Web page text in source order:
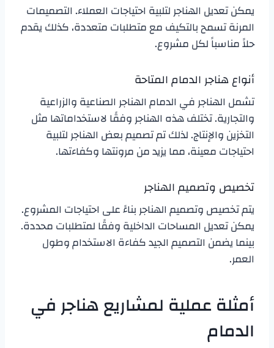
يمكن تعديل الهناجر لتلبية احتياجات العملاء. التصميمات
المرنة تسمح بالتكيف مع متطلبات متعددة، كذلك يقدم
حلاً مناسباً لكل مشروع.
أنواع هناجر الدمام المتاحة
تشمل الهناجر في الدمام الهناجر الصناعية والزراعية
والتجارية. تختلف هذه الهناجر وفقًا لاستخداماتها مثل
التخزين والإنتاج. لذلك تم تصميم بعض الهناجر لتلبية
احتياجات معينة، مما يزيد من مرونتها وكفاءتها.
تخصيص وتصميم الهناجر
يتم تخصيص وتصميم الهناجر بناءً على احتياجات المشروع.
يمكن تعديل المساحات الداخلية وفقًا لمتطلبات محددة.
بينما يضمن التصميم الجيد كفاءة الاستخدام وطول
العمر.
أمثلة عملية لمشاريع هناجر في
الدمام